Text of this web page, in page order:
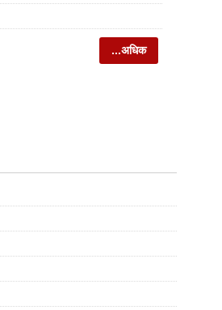
...अधिक